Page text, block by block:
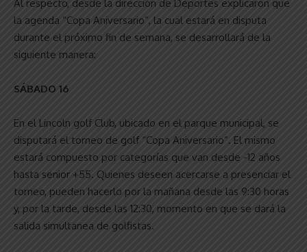
Al respecto, desde la dirección de Deportes explicaron que
la agenda “Copa Aniversario”, la cual estará en disputa
durante el próximo fin de semana, se desarrollará de la
siguiente manera:
SÁBADO 16
En el Lincoln golf Club, ubicado en el parque municipal, se
disputará el torneo de golf “Copa Aniversario”. El mismo
estará compuesto por categorías que van desde -12 años
hasta senior +55. Quienes deseen acercarse a presenciar el
torneo, pueden hacerlo por la mañana desde las 9:30 horas
y, por la tarde, desde las 12:30, momento en que se dará la
salida simultanea de golfistas.